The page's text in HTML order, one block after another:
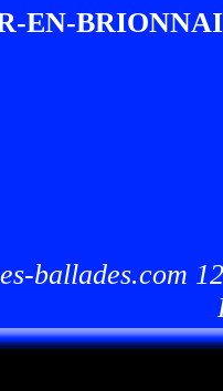
EN-
ballades.com